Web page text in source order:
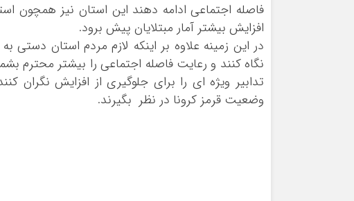
فاصله اجتماعی ادامه دهند این استان نیز
افزایش بیشتر آمار مبتلایان پیش برود.
در این زمینه علاوه بر اینکه لازم مردم استان
نگاه کنند و رعایت فاصله اجتماعی را بیشتر محترم
تدابیر ویژه ای را برای جلوگیری از افزایش نگران
وضعیت قرمز کرونا در نظر بگیرند.